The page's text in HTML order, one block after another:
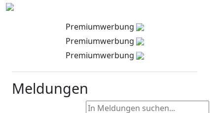
Premiumwerbung
Premiumwerbung
Premiumwerbung
Meldungen